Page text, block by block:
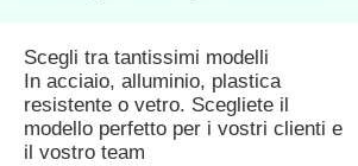
Scegli tra tantissimi modelli
In acciaio, alluminio, plastica
resistente o vetro. Scegliete il
modello perfetto per i vostri clienti e
il vostro team